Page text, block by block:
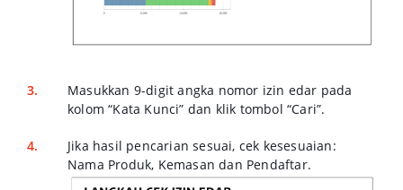
Masukkan 9-digit angka nomor izin edar pada
kolom “Kata Kunci” dan klik tombol “Cari”.
Jika hasil pencarian sesuai, cek kesesuaian:
Nama Produk, Kemasan dan Pendaftar.